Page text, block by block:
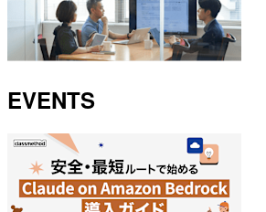
EVENTS